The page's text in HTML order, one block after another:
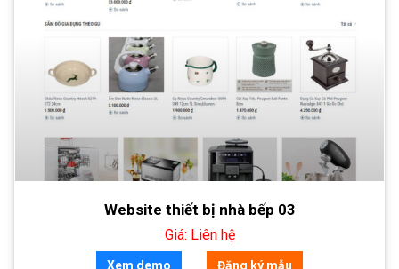
Website thiết bị nhà bếp 03
Giá: Liên hệ
Xem demo Đăng ký mẫu